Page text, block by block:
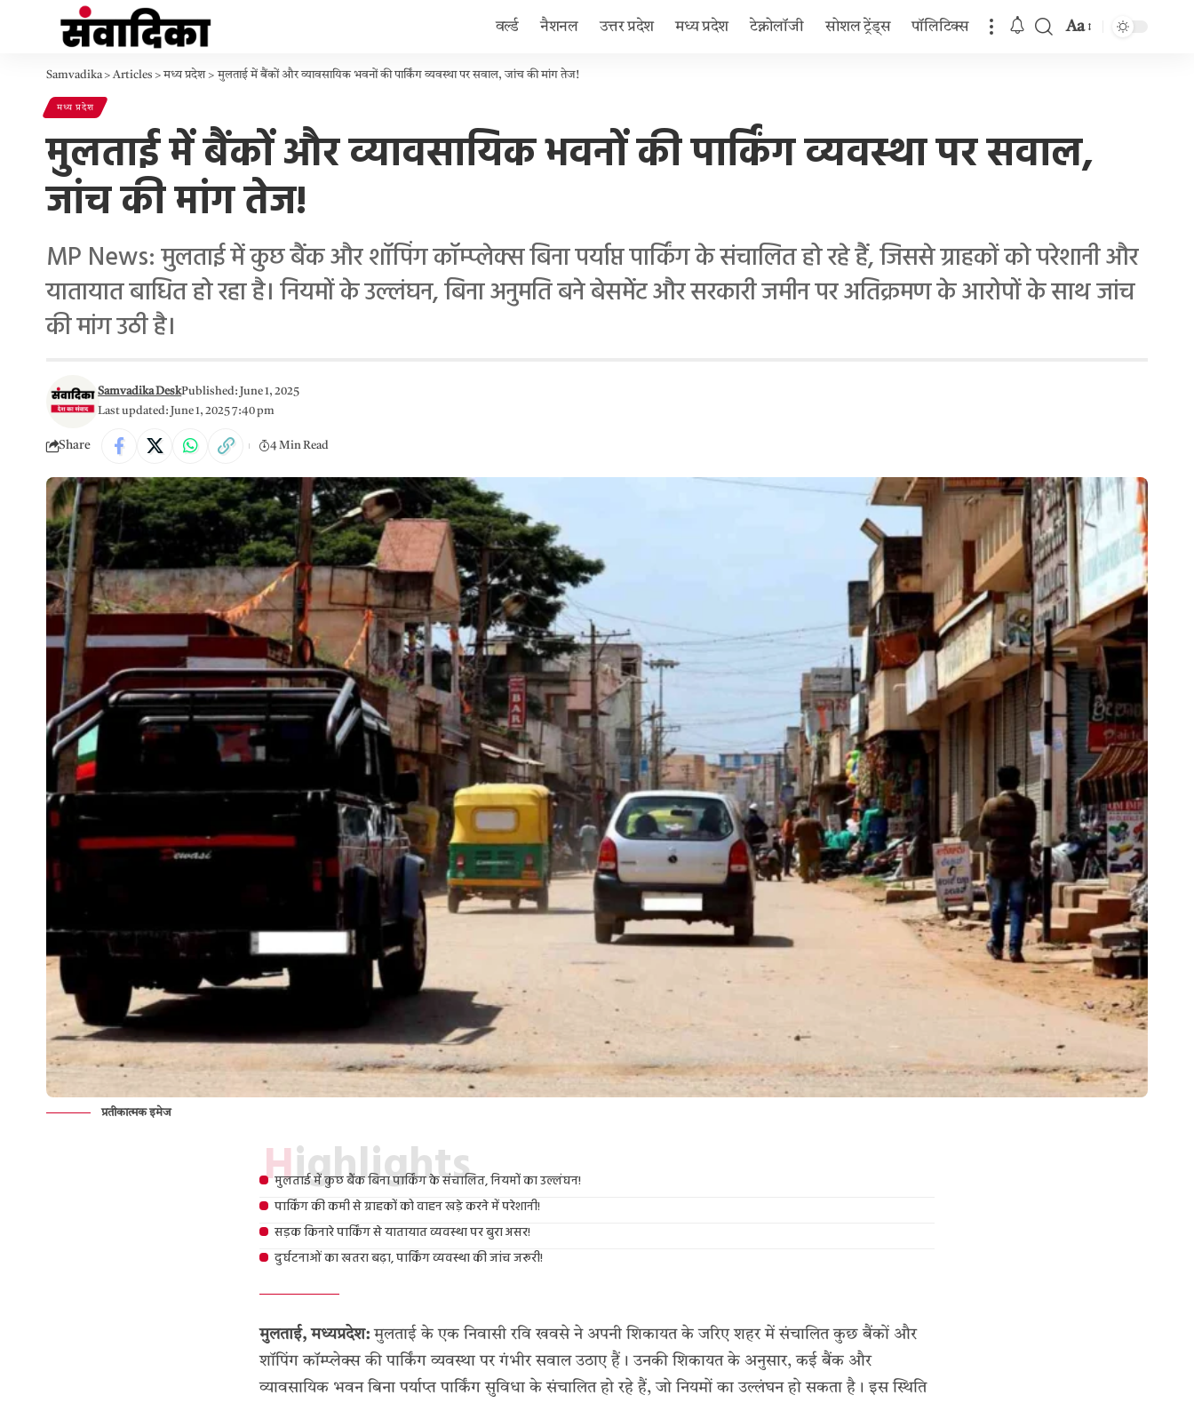
वर्ल्ड नैशनल उत्तर प्रदेश मध्य प्रदेश टेक्नोलॉजी सोशल ट्रेंड्स पॉलिटिक्स Aa
Samvadika>Articles >मध्य प्रदेश>मुलताई में बैंकों और व्यावसायिक भवनों की पार्किंग व्यवस्था पर सवाल, जांच की मांग तेज!
मध्य प्रदेश
मुलताई में बैंकों और व्यावसायिक भवनों की पार्किंग व्यवस्था पर सवाल,
जांच की मांग तेज!
MP News: मुलताई में कुछ बैंक और शॉपिंग कॉम्प्लेक्स बिना पर्याप्त पार्किंग के संचालित हो रहे हैं, जिससे ग्राहकों को परेशानी और
यातायात बाधित हो रहा है। नियमों के उल्लंघन, बिना अनुमति बने बेसमेंट और सरकारी जमीन पर अतिक्रमण के आरोपों के साथ जांच
की मांग उठी है।
Last updated: June 1, 2025 7:40 pm
Samvadika DeskPublished: June 1, 2025
Share 4 Min Read
प्रतीकात्मक इमेज
Highlights
मुलताई में कुछ बैंक बिना पार्किंग के संचालित, नियमों का उल्लंघन!
पार्किंग की कमी से ग्राहकों को वाहन खड़े करने में परेशानी!
सड़क किनारे पार्किंग से यातायात व्यवस्था पर बुरा असर!
दुर्घटनाओं का खतरा बढ़ा, पार्किंग व्यवस्था की जांच जरूरी!
मुलताई, मध्यप्रदेश: मुलताई के एक निवासी रवि खवसे ने अपनी शिकायत के जरिए शहर में संचालित कुछ बैंकों और
शॉपिंग कॉम्प्लेक्स की पार्किंग व्यवस्था पर गंभीर सवाल उठाए हैं। उनकी शिकायत के अनुसार, कई बैंक और
व्यावसायिक भवन बिना पर्याप्त पार्किंग सुविधा के संचालित हो रहे हैं, जो नियमों का उल्लंघन हो सकता है। इस स्थिति